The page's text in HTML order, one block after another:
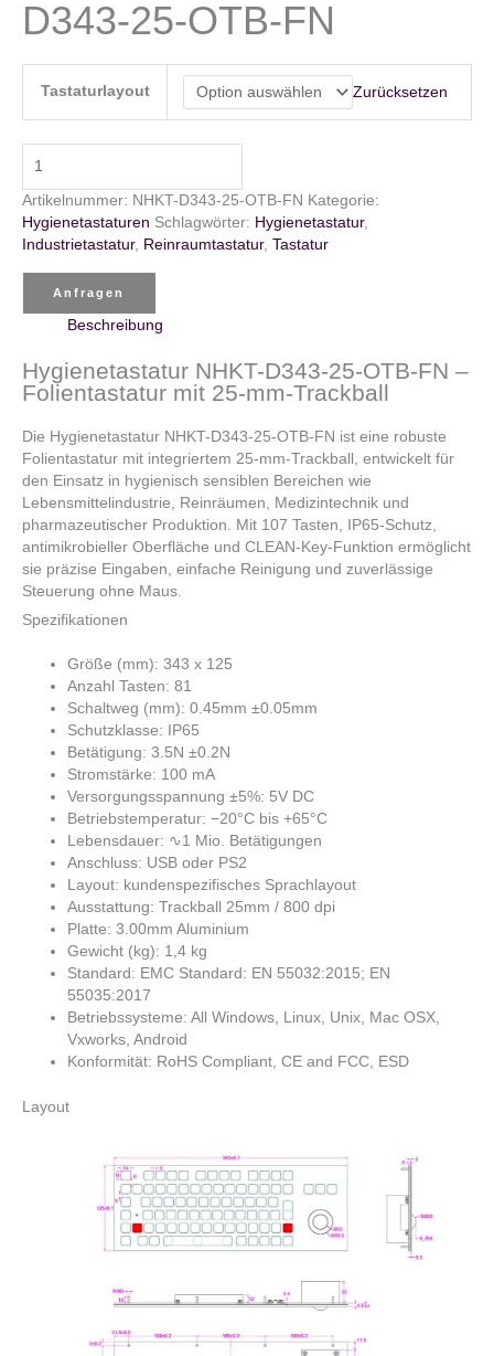
D343-25-OTB-FN
Tastaturlayout Zurücksetzen
NHKT-
D343-
25-
OTB-
Menge
Artikelnummer: NHKT-D343-25-OTB-FN Kategorie:
Hygienetastaturen Schlagwörter: Hygienetastatur,
Industrietastatur, Reinraumtastatur, Tastatur
Anfragen
Beschreibung
Hygienetastatur NHKT-D343-25-OTB-FN –
Folientastatur mit 25-mm-Trackball
Die Hygienetastatur NHKT-D343-25-OTB-FN ist eine robuste
Folientastatur mit integriertem 25-mm-Trackball, entwickelt für
den Einsatz in hygienisch sensiblen Bereichen wie
Lebensmittelindustrie, Reinräumen, Medizintechnik und
pharmazeutischer Produktion. Mit 107 Tasten, IP65-Schutz,
antimikrobieller Oberfläche und CLEAN-Key-Funktion ermöglicht
sie präzise Eingaben, einfache Reinigung und zuverlässige
Steuerung ohne Maus.
Spezifikationen
Größe (mm): 343 x 125
Anzahl Tasten: 81
Schaltweg (mm): 0.45mm ±0.05mm
Schutzklasse: IP65
Betätigung: 3.5N ±0.2N
Stromstärke: 100 mA
Versorgungsspannung ±5%: 5V DC
Betriebstemperatur: −20°C bis +65°C
Lebensdauer: ∿1 Mio. Betätigungen
Anschluss: USB oder PS2
Layout: kundenspezifisches Sprachlayout
Ausstattung: Trackball 25mm / 800 dpi
Platte: 3.00mm Aluminium
Gewicht (kg): 1,4 kg
Standard: EMC Standard: EN 55032:2015; EN
55035:2017
Betriebssysteme: All Windows, Linux, Unix, Mac OSX,
Vxworks, Android
Konformität: RoHS Compliant, CE and FCC, ESD
Layout